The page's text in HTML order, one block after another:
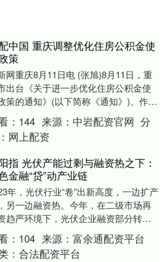
中国 重庆调整优化住房公积金使
策
网重庆8月11日电 (张旭)8月11日，重
出台《关于进一步优化住房公积金使
策的通知》(以下简称《通知》)。作为
来重庆市住房公积金使用政策较大的
： 144 来源： 中岩配资官网 分
网上配资
指 光伏产能过剩与融资热之下：
金融“贷”动产业链
年，光伏行业“卷”出新高度，一边扩产
另一边融资热。今年，在二级市场再
趋严环境下，光伏企业融资部分转向
信贷，业内人士称，商业银行绿色金
一定....
： 104 来源： 富余通配资平台
： 合法配资平台